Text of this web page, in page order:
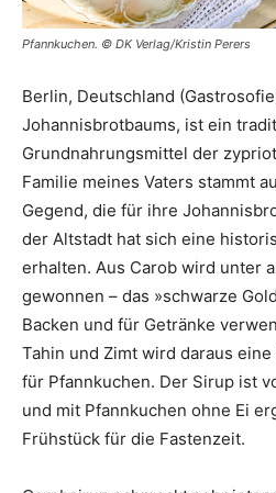
Pfannkuchen. © DK Verlag/Kristin Perers
Berlin, Deutschland
Johannisbrotbaums, ist ein
Grundnahrungsmittel der
Familie meines Vaters stammt
Gegend, die für ihre
der Altstadt hat sich eine
erhalten. Aus Carob wird unter
gewonnen – das »schwarze
Backen und für Getränke
Tahin und Zimt wird daraus
für Pfannkuchen. Der Sirup ist
und mit Pfannkuchen ohne Ei
Frühstück für die Fastenzeit.